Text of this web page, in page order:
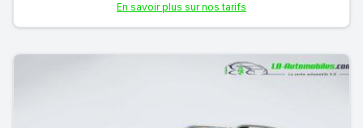
En savoir plus sur nos tarifs